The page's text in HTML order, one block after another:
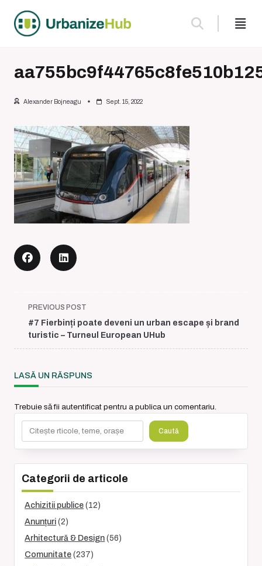
content
Alexander Bojneagu Sept. 15, 2022
<span
class="nav-
subtitle
screen-
text">Page</span>
PREVIOUS POST
#7 Fierbinți poate deveni un urban escape și brand
turistic – Turneul European UHub
LASĂ UN RĂSPUNS
Trebuie să fii autentificat pentru a publica un comentariu.
Caută
Categorii de articole
Achizitii publice (12)
Anunțuri (2)
Arhitectură & Design (56)
Comunitate (237)